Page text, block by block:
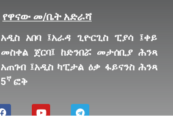
የዋናው መ/ቤት አድራሻ
አዲስ አበባ ፤አራዳ ጊዮርጊስ ፒያሳ ፤ቀይ
መስቀል ጀርባ፤ ከድንበሯ መታሰቢያ ሕንጻ
አጠገብ ፤አዲስ ካፒታል ዕቃ ፋይናንስ ሕንጻ
5ኛፎቅ